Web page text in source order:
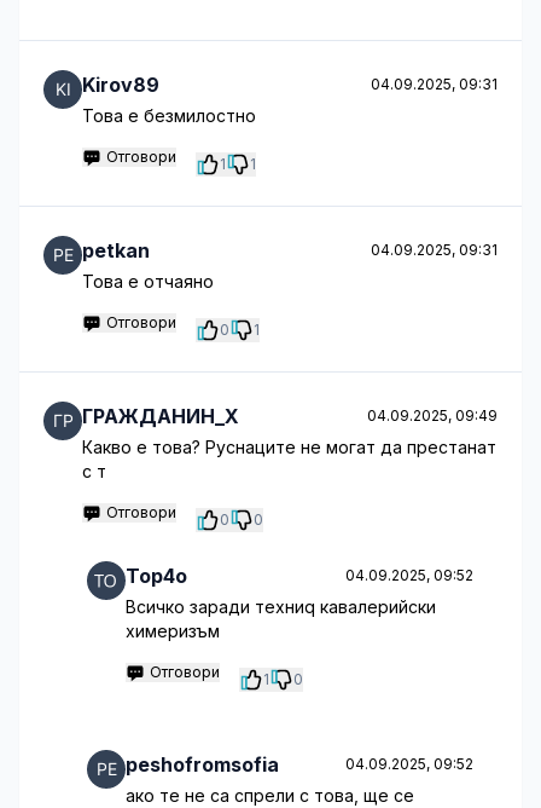
Kirov89 04.09.2025, 09:31
Това е безмилостно
Отговори 1 1
petkan 04.09.2025, 09:31
Това е отчаяно
Отговори 0 1
ГРАЖДАНИН_Х 04.09.2025, 09:49
Какво е това? Руснаците не могат да престанат
с т
Отговори 0 0
Top4o 04.09.2025, 09:52
Всичко заради техниq кавалерийски
химеризъм
Отговори 1 0
peshofromsofia 04.09.2025, 09:52
ако те не са спрели с това, ще се